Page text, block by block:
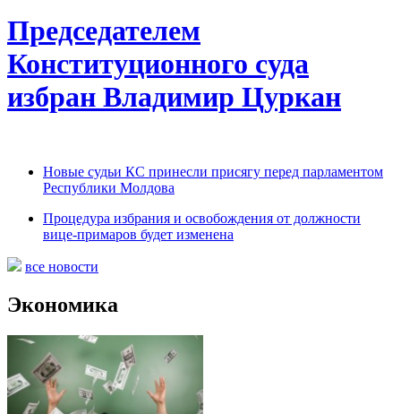
Председателем
Конституционного суда
избран Владимир Цуркан
Новые судьи КС принесли присягу перед парламентом
Республики Молдова
Процедура избрания и освобождения от должности
вице-примаров будет изменена
все новости
Экономика